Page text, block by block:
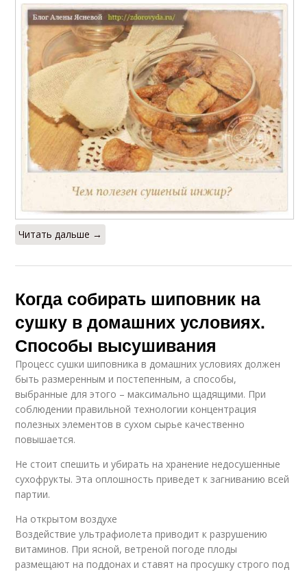
Читать дальше →
Когда собирать шиповник на
сушку в домашних условиях.
Способы высушивания
Процесс сушки шиповника в домашних условиях должен
быть размеренным и постепенным, а способы,
выбранные для этого – максимально щадящими. При
соблюдении правильной технологии концентрация
полезных элементов в сухом сырье качественно
повышается.
Не стоит спешить и убирать на хранение недосушенные
сухофрукты. Эта оплошность приведет к загниванию всей
партии.
На открытом воздухе
Воздействие ультрафиолета приводит к разрушению
витаминов. При ясной, ветреной погоде плоды
размещают на поддонах и ставят на просушку строго под